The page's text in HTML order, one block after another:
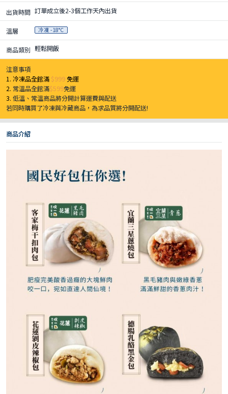
出貨時間 訂單成立後2-3個工作天內出貨
溫層 冷凍 -18°C
商品類別 輕鬆開飯
注意事項
1. 冷凍品全館滿 $999免運
2. 常溫品全館滿$599免運
3.低溫、常溫商品將分開計算運費與配送
若同時購買了冷凍與冷藏商品，為求品質將分開配送!
商品介紹